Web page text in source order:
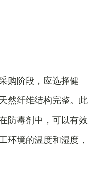
购阶段，应选择健
然纤维结构完整。此
防霉剂中，可以有效
环境的温度和湿度，